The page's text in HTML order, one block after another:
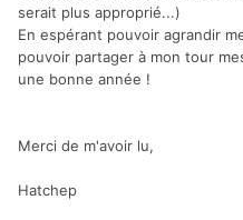
serait plus approprié...)
En espérant pouvoir agrandir
pouvoir partager à mon tour
une bonne année !
Merci de m'avoir lu,
Hatchep